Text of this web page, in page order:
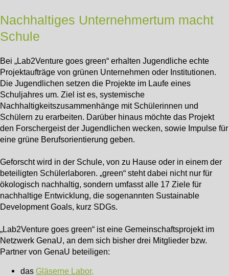
Nachhaltiges Unternehmertum macht
Schule
Bei „Lab2Venture goes green“ erhalten Jugendliche echte
Projektaufträge von grünen Unternehmen oder Institutionen.
Die Jugendlichen setzen die Projekte im Laufe eines
Schuljahres um. Ziel ist es, systemische
Nachhaltigkeitszusammenhänge mit Schülerinnen und
Schülern zu erarbeiten. Darüber hinaus möchte das Projekt
den Forschergeist der Jugendlichen wecken, sowie Impulse für
eine grüne Berufsorientierung geben.
Geforscht wird in der Schule, von zu Hause oder in einem der
beteiligten Schülerlaboren. „green“ steht dabei nicht nur für
ökologisch nachhaltig, sondern umfasst alle 17 Ziele für
nachhaltige Entwicklung, die sogenannten Sustainable
Development Goals, kurz SDGs.
„Lab2Venture goes green“ ist eine Gemeinschaftsprojekt im
Netzwerk GenaU, an dem sich bisher drei Mitglieder bzw.
Partner von GenaU beteiligen:
das Gläserne Labor,